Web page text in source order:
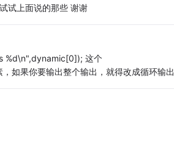
试上面说的那些 谢谢
%d\n",dynamic[0]); 这个
如果你要输出整个输出，就得改成循环输出